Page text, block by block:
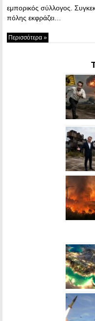
εμπορικός σύλλογος.
πόλης εκφράζει…
Περισσότερα »